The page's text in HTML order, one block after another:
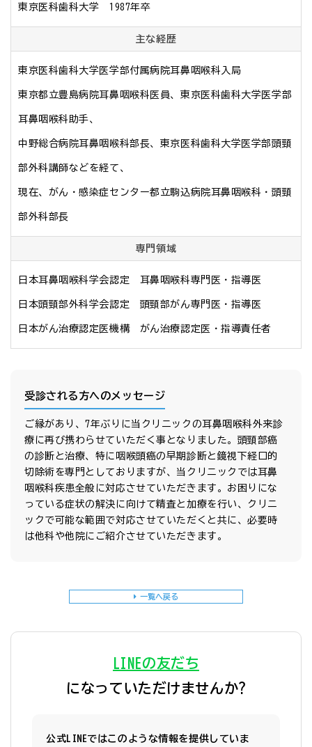
東京医科歯科大学　1987年卒
主な経歴
東京医科歯科大学医学部付属病院耳鼻咽喉科入局
東京都立豊島病院耳鼻咽喉科医員、東京医科歯科大学医学部
耳鼻咽喉科助手、
中野総合病院耳鼻咽喉科部長、東京医科歯科大学医学部頭頸
部外科講師などを経て、
現在、がん・感染症センター都立駒込病院耳鼻咽喉科・頭頸
部外科部長
専門領域
日本耳鼻咽喉科学会認定　耳鼻咽喉科専門医・指導医
日本頭頸部外科学会認定　頭頸部がん専門医・指導医
日本がん治療認定医機構　がん治療認定医・指導責任者
受診される方へのメッセージ
ご縁があり、7年ぶりに当クリニックの耳鼻咽喉科外来診
療に再び携わらせていただく事となりました。頭頸部癌
の診断と治療、特に咽喉頭癌の早期診断と鏡視下経口的
切除術を専門としておりますが、当クリニックでは耳鼻
咽喉科疾患全般に対応させていただきます。お困りにな
っている症状の解決に向けて精査と加療を行い、クリニ
ックで可能な範囲で対応させていただくと共に、必要時
は他科や他院にご紹介させていただきます。
一覧へ戻る
LINEの友だち
になっていただけませんか?
公式LINEではこのような情報を提供していま